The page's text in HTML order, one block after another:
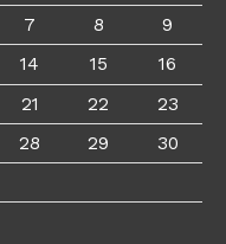
7 8
9
14 15
16
21 22
23
28 29
30